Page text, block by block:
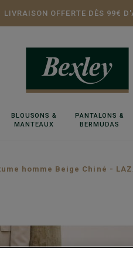
LIVRAISON OFFERTE DÈS 99€
BLOUSONS &
MANTEAUX
PANTALONS &
BERMUDAS
homme Beige Chiné -